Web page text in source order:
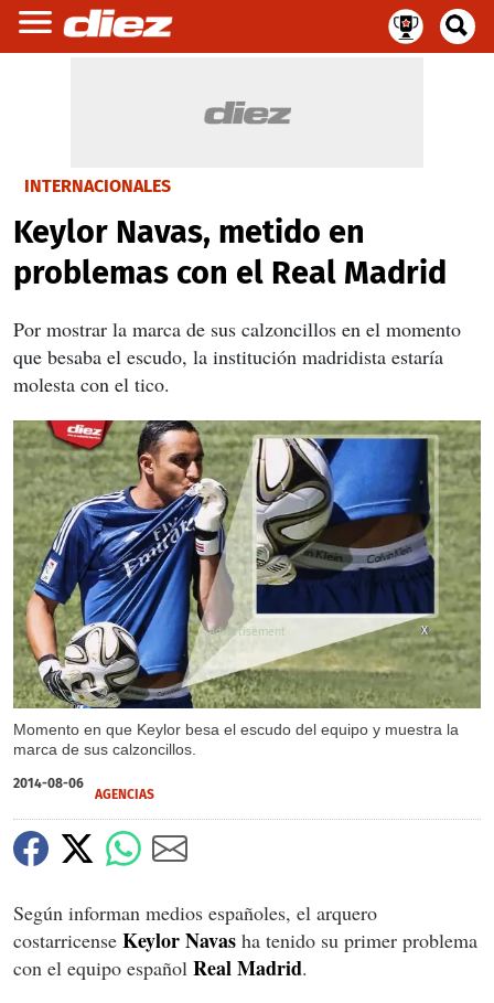
INTERNACIONALES
Keylor Navas, metido en
problemas con el Real Madrid
Por mostrar la marca de sus calzoncillos en el momento
que besaba el escudo, la institución madridista estaría
molesta con el tico.
Momento en que Keylor besa el escudo del equipo y muestra la
marca de sus calzoncillos.
X
2014-08-06
AGENCIAS
Según informan medios españoles, el arquero
costarricense Keylor Navas ha tenido su primer problema
con el equipo español Real Madrid.